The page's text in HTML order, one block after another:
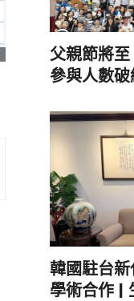
父親節將
參與人數
韓國駐台
學術合作 |